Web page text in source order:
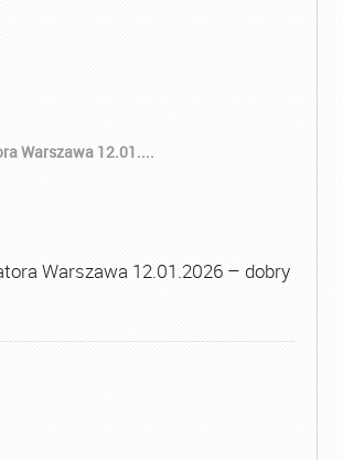
Warszawa 12.01....
Warszawa 12.01.2026 – dobry